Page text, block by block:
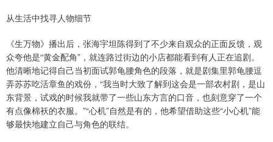
从生活中找寻人物细节
《生万物》播出后，张海宇坦陈得到了不少来自观众的正面反馈，观
众夸他是“黄金配角”，就连路过街边的小店都能看到有人正在追剧。
他清晰地记得自己当初面试郭龟腰角色的段落，就是剧集里郭龟腰逗
弄苏苏吃活章鱼的戏份，“我当时大致了解到这会是一部农村剧，是山
东背景，试戏的时候我就带了一些山东方言的口音，也刻意穿了一个
有点像棉袄的衣服。”“心机”自然是有的，他希望借助这些“小心机”能
够最快地建立自己与角色的联结。